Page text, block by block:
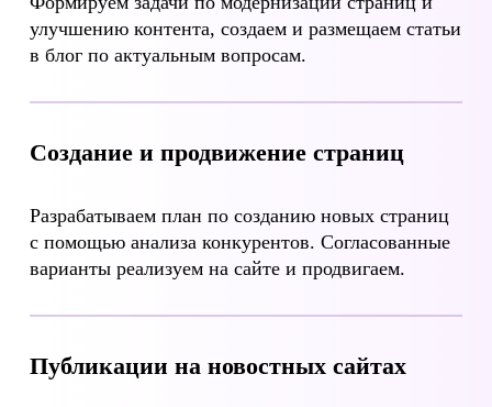
улучшению контента, создаем и размещаем статьи
в блог по актуальным вопросам.
Создание и продвижение страниц
Разрабатываем план по созданию новых страниц
с помощью анализа конкурентов. Согласованные
варианты реализуем на сайте и продвигаем.
Публикации на новостных сайтах